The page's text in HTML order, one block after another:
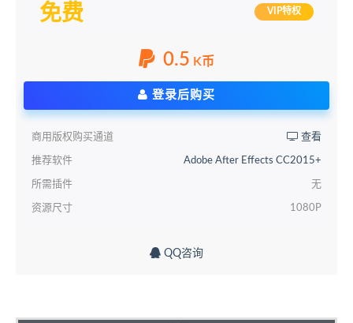
免费 VIP特权
0.5 K币
登录后购买
商用版权购买通道 查看
推荐软件 Adobe After Effects CC2015+
所需插件 无
资源尺寸 1080P
QQ咨询